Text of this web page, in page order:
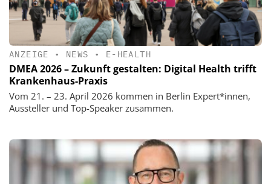
ANZEIGE • NEWS • E-HEALTH
DMEA 2026 – Zukunft gestalten: Digital Health trifft
Krankenhaus-Praxis
Vom 21. – 23. April 2026 kommen in Berlin Expert*innen,
Aussteller und Top-Speaker zusammen.